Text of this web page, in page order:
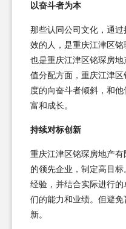
以奋斗者为本
那些认同公司文化，通
效的人，是重庆江津区铭
也是重庆江津区铭琛房
值分配方面，重庆江津
度的向奋斗者倾斜，和
富和成长。
持续对标创新
重庆江津区铭琛房地产
的领先企业，制定高目
经验，并结合实际进行
们的能力和业绩。但避
新。